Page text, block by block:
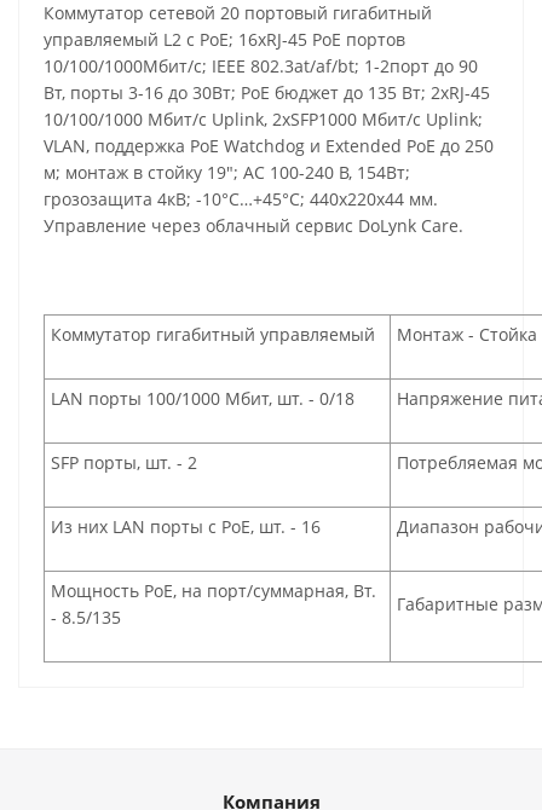
Коммутатор сетевой 20 портовый гигабитный
управляемый L2 с PoE; 16хRJ-45 РоЕ портов
10/100/1000Mбит/с; IEEE 802.3at/af/bt; 1-2порт до 90
Вт, порты 3-16 до 30Вт; PoE бюджет до 135 Вт; 2хRJ-45
10/100/1000 Мбит/с Uplink, 2хSFP1000 Мбит/с Uplink;
VLAN, поддержка PоE Watchdog и Extended PoE до 250
м; монтаж в стойку 19"; АC 100-240 В, 154Вт;
грозозащита 4кВ; -10°C…+45°C; 440х220х44 мм.
Управление через облачный сервис DoLynk Care.
Коммутатор гигабитный управляемый Монтаж - Стойка
LAN порты 100/1000 Мбит, шт. - 0/18 Напряжение
SFP порты, шт. - 2 Потребляемая
Из них LAN порты с PoE, шт. - 16 Диапазон
Мощность РоЕ, на порт/суммарная, Вт.
- 8.5/135
Габаритные
Компания